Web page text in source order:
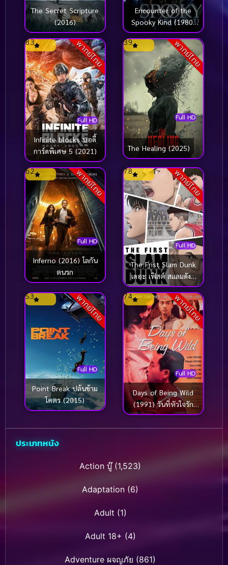
The Secret Scripture
(2016)
Encounter of the
Spooky Kind (1980)
อำให้ดี ผีชิดซ้าย
พากย์ไทย
Full HD
8.3
Infinite blocks บอดี้
การ์ดพิเศษ 5 (2021)
พากย์ไทย
Full HD
3.9
The Healing (2025)
พากย์ไทย
Full HD
6.2
Inferno (2016) โลกัน
ตนรก
พากย์ไทย
Full HD
7.8
The Frist Slam Dunk
เดอะ เฟิสต์ สแลมดังก์
(2022)
พากย์ไทย
Full HD
5.3
Point Break ปล้นข้าม
โคตร (2015)
พากย์ไทย
Full HD
7.4
Days of Being Wild
(1991) วันที่หัวใจรัก
กล้าตัดขอบฟ้า
ประเภทหนัง
Action บู๊(1,523)
Adaptation (6)
Adult (1)
Adult 18+ (4)
Adventure ผจญภัย (861)